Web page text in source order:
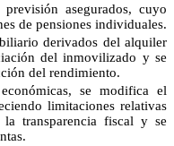
asegurados, cuyo
de pensiones individuales.
derivados del alquiler
del inmovilizado y se
del rendimiento.
se modifica el
limitaciones relativas
transparencia fiscal y se